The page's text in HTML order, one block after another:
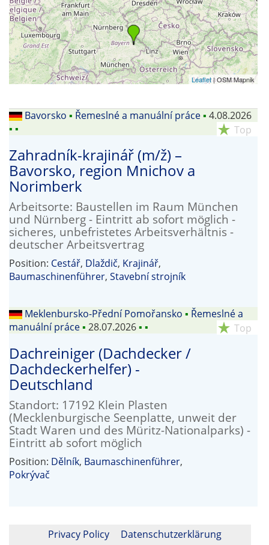
Leaflet| OSM Mapnik
Bavorsko ▪ Řemeslné a manuální práce▪ 4.08.2026
▪ ▪ star_rate Top
Zahradník-krajinář (m/ž) –
Bavorsko, region Mnichov a
Norimberk
Arbeitsorte: Baustellen im Raum München
und Nürnberg - Eintritt ab sofort möglich -
sicheres, unbefristetes Arbeitsverhältnis -
deutscher Arbeitsvertrag
Position: Cestář, Dlaždič, Krajinář,
Baumaschinenführer, Stavební strojník
Meklenbursko-Přední Pomořansko ▪ Řemeslné a
manuální práce▪ 28.07.2026▪ ▪ star_rate Top
Dachreiniger (Dachdecker /
Dachdeckerhelfer) -
Deutschland
Standort: 17192 Klein Plasten
(Mecklenburgische Seenplatte, unweit der
Stadt Waren und des Müritz-Nationalparks) -
Eintritt ab sofort möglich
Position: Dělník, Baumaschinenführer,
Pokrývač
Privacy Policy
Datenschutzerklärung